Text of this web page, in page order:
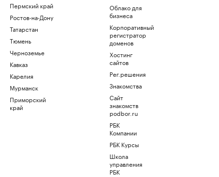
Пермский край
Ростов-на-Дону
Татарстан
Тюмень
Черноземье
Кавказ
Карелия
Мурманск
Приморский
край
Облако для
бизнеса
Корпоративный
регистратор
доменов
Хостинг
сайтов
Рег.решения
Знакомства
Сайт
знакомств
podbor.ru
РБК
Компании
РБК Курсы
Школа
управления
РБК